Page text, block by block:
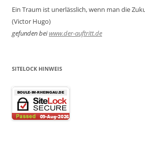
Ein Traum ist unerlässlich, wenn man die
(Victor Hugo)
gefunden beiwww.der-auftritt.de
SITELOCK HINWEIS